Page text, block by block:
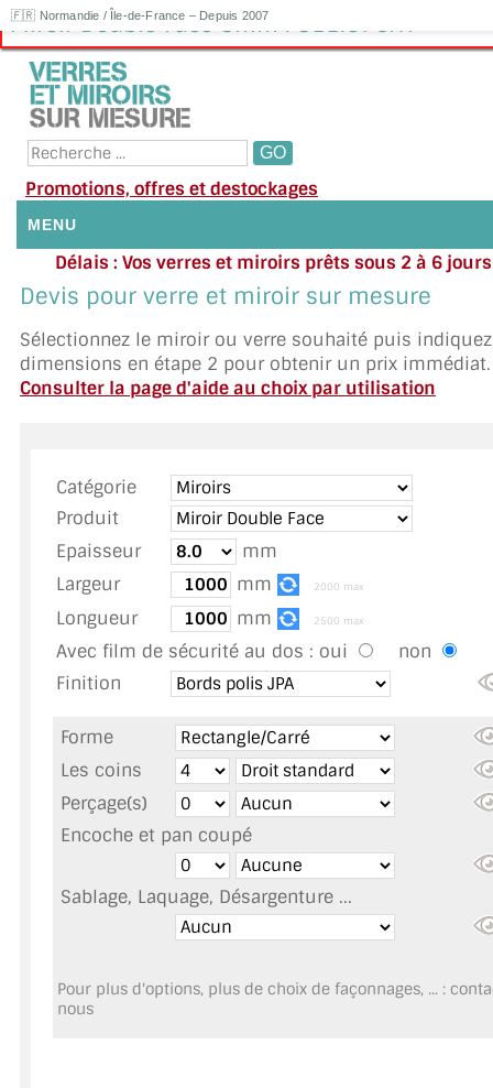
🇫🇷 Normandie / Île-de-France – Depuis 2007
Miroir Double Face 8mm : 311.67€HT
Promotions, offres et destockages
MENU
NOUS CONTACTER
DEMANDE DE DEVIS
TOUS LES TARIFS AU M2
GUIDE : CHOIX PAR UTILISATION
INSPIRATIONS ET NOUVEAUTÉS
AMBIANCE LAITON BROSSÉ
MIROIR SUR MESURE
MIROIR VIEILLI
MIROIR DÉCORATIF DE COULEUR
LOTS DE MIROIRS EN MOZAÏQUE
MIROIR DE SALLE DE BAIN
Délais : Vos verres et miroirs prêts sous 2 à 6
moyenne
Besoin
Appelez ou envoyez un SMS au 06 79 92
Devis pour verre et miroir sur mesure
Sélectionnez le miroir ou verre souhaité puis
dimensions en étape 2 pour obtenir un prix immédiat.
Consulter la page d'aide au choix par utilisation
Catégorie
Produit
Epaisseur
mm
Largeur
mm 2000 max
Longueur mm 2500 max
Avec film de sécurité au dos : oui
non
Finition
Forme
Les coins
Perçage(s)
Encoche et pan coupé
Sablage, Laquage, Désargenture ...
Pour plus d'options, plus de choix de façonnages, ... :
nous